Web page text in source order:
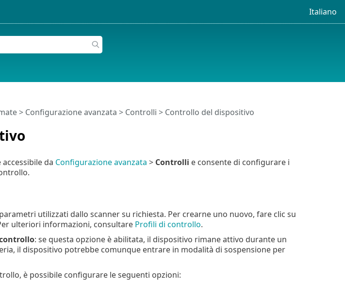
Italiano
> Configurazione avanzata > Controlli > Controllo del dispositivo
da Configurazione avanzata > Controlli e consente di configurare i
utilizzati dallo scanner su richiesta. Per crearne uno nuovo, fare clic su
ulteriori informazioni, consultare Profili di controllo.
: se questa opzione è abilitata, il dispositivo rimane attivo durante un
il dispositivo potrebbe comunque entrare in modalità di sospensione per
è possibile configurare le seguenti opzioni: